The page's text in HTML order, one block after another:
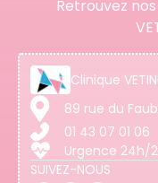
Retrouvez
Clinique
89 rue du
01 43 07 01 06
Urgence 24h/
SUIVEZ-NOUS